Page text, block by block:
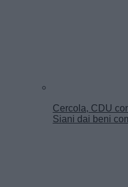
Cercola, CDU
Siani dai beni